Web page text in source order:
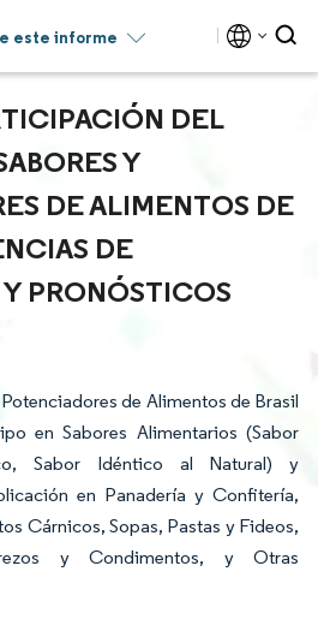
este informe
DEL
Y
DE ALIMENTOS DE
DE
PRONÓSTICOS
de Alimentos de Brasil
en Sabores Alimentarios (Sabor
Sabor Idéntico al Natural) y
en Panadería y Confitería,
Cárnicos, Sopas, Pastas y Fideos,
y Condimentos, y Otras